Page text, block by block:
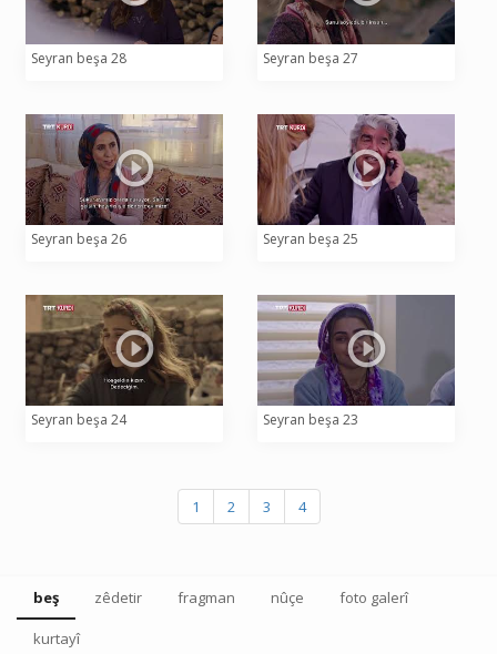
Seyran beşa 28 Seyran beşa 27
Seyran beşa 26 Seyran beşa 25
Seyran beşa 24 Seyran beşa 23
1 2 3 4
beş zêdetir fragman nûçe foto galerî
kurtayî